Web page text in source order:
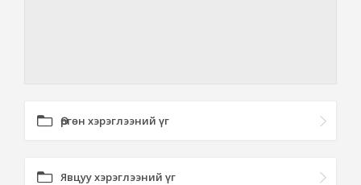
Өргөн хэрэглээний үг
Явцуу хэрэглээний үг